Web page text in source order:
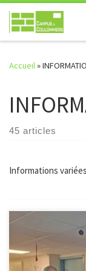
Passer au contenu
Accueil»
45 articles
Informations variées